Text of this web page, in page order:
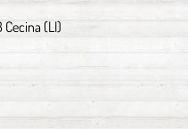
(LI)